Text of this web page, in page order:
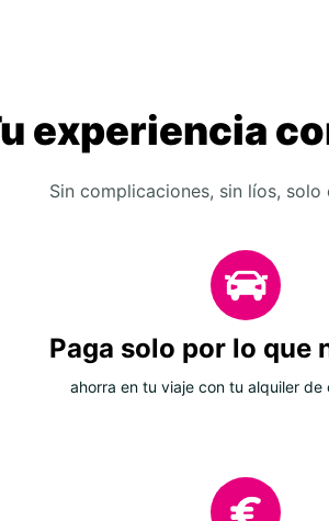
experiencia
Sin complicaciones, sin líos, solo
Paga solo por lo que
ahorra en tu viaje con tu alquiler de